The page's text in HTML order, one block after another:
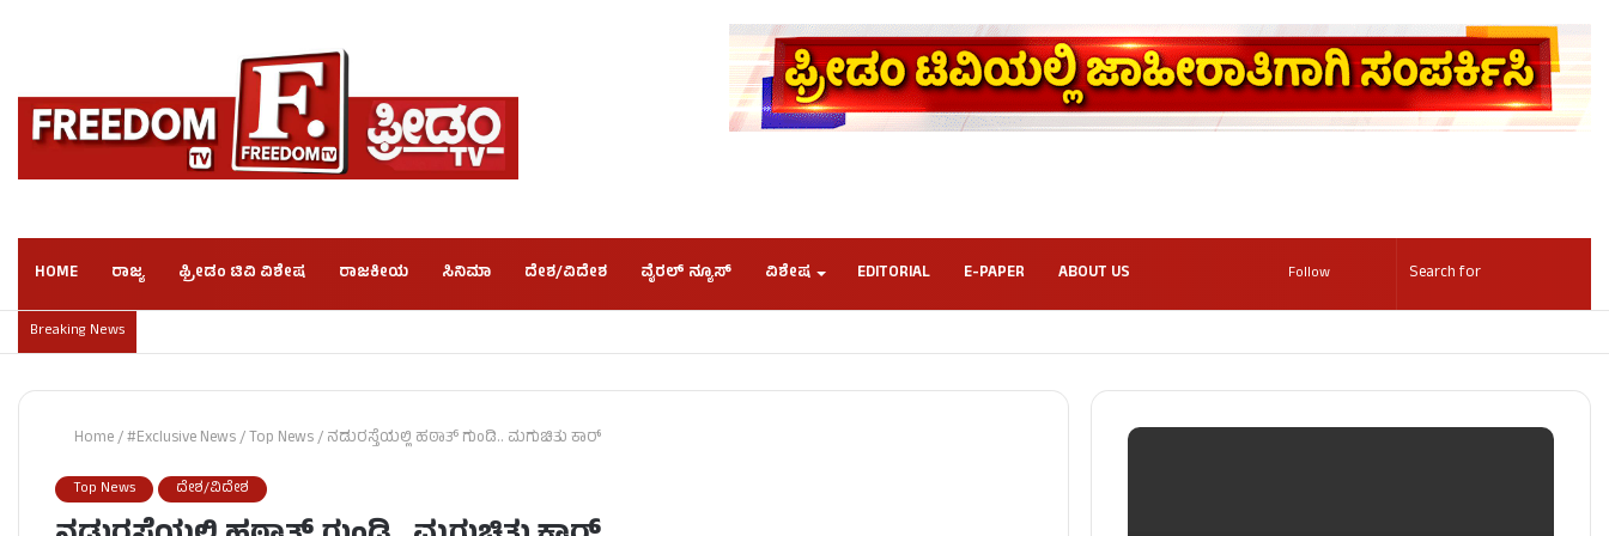
HOME ರಾಜ್ಯ ಫ್ರೀಡಂ ಟಿವಿ ವಿಶೇಷ ರಾಜಕೀಯ ಸಿನಿಮಾ ದೇಶ/ವಿದೇಶ ವೈರಲ್ ನ್ಯೂಸ್ ವಿಶೇಷ EDITORIAL E-PAPER ABOUT US Follow
Breaking News
Home/#Exclusive News/Top News/ನಡುರಸ್ತೆಯಲ್ಲಿ ಹಠಾತ್ ಗುಂಡಿ.. ಮಗುಚಿತು ಕಾರ್
Top News ದೇಶ/ವಿದೇಶ